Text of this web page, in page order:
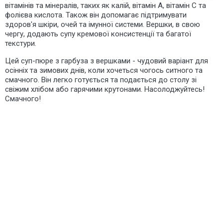
вітамінів та мінералів, таких як калій, вітамін А, вітамін С та
фолієва кислота. Також він допомагає підтримувати
здоров'я шкіри, очей та імунної системи. Вершки, в свою
чергу, додають супу кремової консистенції та багатої
текстури.
Цей суп-пюре з гарбуза з вершками - чудовий варіант для
осінніх та зимових днів, коли хочеться чогось ситного та
смачного. Він легко готується та подається до столу зі
свіжим хлібом або гарячими крутонами. Насолоджуйтесь!
Смачного!